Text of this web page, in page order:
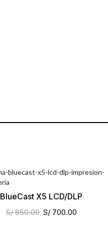
BlueCast X5 LCD/DLP
S/850.00 S/700.00